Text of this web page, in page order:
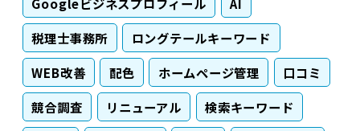
税理士事務所
ロングテールキーワード
WEB改善
配色 ホームページ管理
口コミ
競合調査
リニューアル
検索キーワード